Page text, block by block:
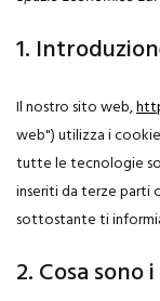
1.
Il nostro sito web,
web") utilizza i
tutte le tecnologie
inseriti da terze parti
sottostante ti
2. Cosa sono